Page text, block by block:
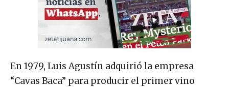
En 1979, Luis Agustín adquirió la empresa
“Cavas Baca” para producir el primer vino